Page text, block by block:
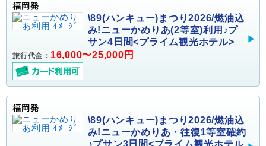
福岡発
\89(ハンキュー)まつり2026/燃油込
み!ニューかめりあ(2等室)利用♪プ
サン4日間<プライム観光ホテル>
旅行代金： 16,000〜25,000円
福岡発
\89(ハンキュー)まつり2026/燃油込
み!ニューかめりあ・往復1等室確約